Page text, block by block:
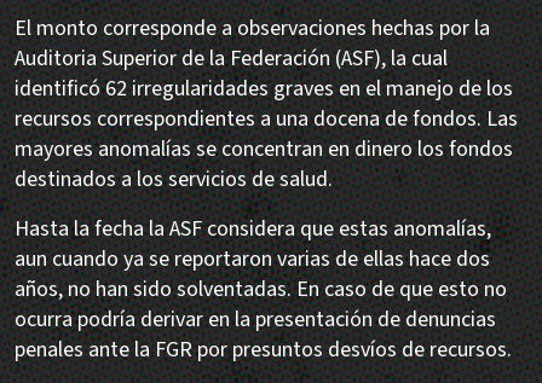
El monto corresponde a observaciones hechas por la
Auditoria Superior de la Federación (ASF), la cual
identificó 62 irregularidades graves en el manejo de los
recursos correspondientes a una docena de fondos. Las
mayores anomalías se concentran en dinero los fondos
destinados a los servicios de salud.
Hasta la fecha la ASF considera que estas anomalías,
aun cuando ya se reportaron varias de ellas hace dos
años, no han sido solventadas. En caso de que esto no
ocurra podría derivar en la presentación de denuncias
penales ante la FGR por presuntos desvíos de recursos.